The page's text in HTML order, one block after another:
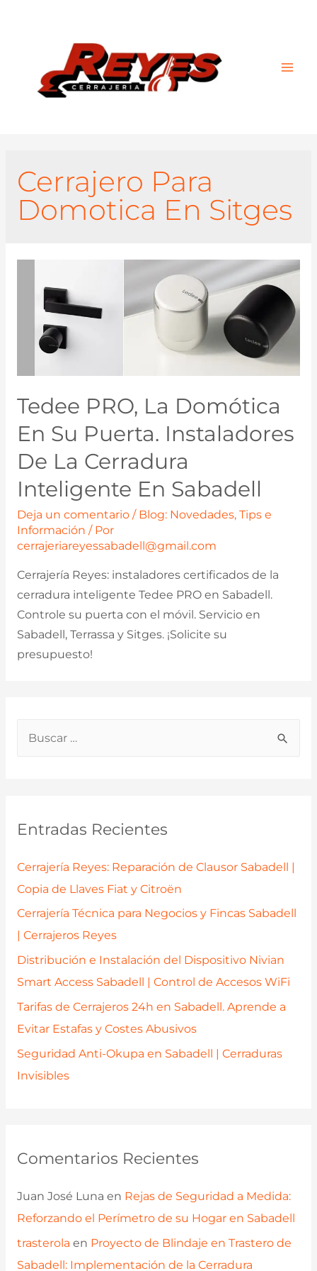
p
o
:
Entradas Recientes
Cerrajería Reyes: Reparación de Clausor Sabadell |
Copia de Llaves Fiat y Citroën
Cerrajería Técnica para Negocios y Fincas Sabadell
| Cerrajeros Reyes
Distribución e Instalación del Dispositivo Nivian
Smart Access Sabadell | Control de Accesos WiFi
Tarifas de Cerrajeros 24h en Sabadell. Aprende a
Evitar Estafas y Costes Abusivos
Seguridad Anti-Okupa en Sabadell | Cerraduras
Invisibles
Comentarios Recientes
Juan José Luna en Rejas de Seguridad a Medida:
Reforzando el Perímetro de su Hogar en Sabadell
trasterola en Proyecto de Blindaje en Trastero de
Sabadell: Implementación de la Cerradura
Cerrajero Para
Domotica En Sitges
Tedee PRO, La Domótica
En Su Puerta. Instaladores
De La Cerradura
Inteligente En Sabadell
Deja un comentario / Blog: Novedades, Tips e
Información / Por
cerrajeriareyessabadell@gmail.com
Cerrajería Reyes: instaladores certificados de la
cerradura inteligente Tedee PRO en Sabadell.
Controle su puerta con el móvil. Servicio en
Sabadell, Terrassa y Sitges. ¡Solicite su
presupuesto!